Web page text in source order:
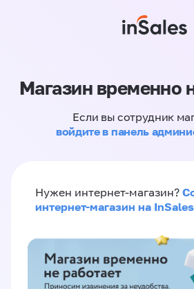
Магазин временно
Если вы сотрудник
войдите в панель
Нужен интернет-магазин?
интернет-магазин на InSales